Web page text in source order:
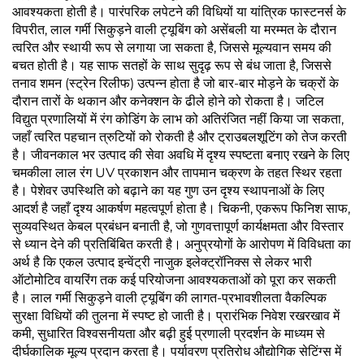
आवश्यकता होती है। पारंपरिक लपेटने की विधियों या यांत्रिक फास्टनर्स के
विपरीत, लाल गर्मी सिकुड़ने वाली ट्यूबिंग को असेंबली या मरम्मत के दौरान
त्वरित और स्थायी रूप से लगाया जा सकता है, जिससे मूल्यवान समय की
बचत होती है। यह साफ सतहों के साथ सुदृढ़ रूप से बंध जाता है, जिससे
तनाव शमन (स्ट्रेन रिलीफ) उत्पन्न होता है जो बार-बार मोड़ने के चक्रों के
दौरान तारों के थकान और कनेक्शन के ढीले होने को रोकता है। जटिल
विद्युत प्रणालियों में रंग कोडिंग के लाभ को अतिरंजित नहीं किया जा सकता,
जहाँ त्वरित पहचान त्रुटियों को रोकती है और ट्राउबलशूटिंग को तेज करती
है। जीवनकाल भर उत्पाद की सेवा अवधि में दृश्य स्पष्टता बनाए रखने के लिए
चमकीला लाल रंग UV प्रकाशन और तापमान चक्रण के तहत स्थिर रहता
है। पेशेवर उपस्थिति को बढ़ाने का यह गुण उन दृश्य स्थापनाओं के लिए
आदर्श है जहाँ दृश्य आकर्षण महत्वपूर्ण होता है। चिकनी, एकरूप फिनिश साफ,
सुव्यवस्थित केबल प्रबंधन बनाती है, जो गुणवत्तापूर्ण कार्यक्षमता और विस्तार
से ध्यान देने की प्रतिबिंबित करती है। अनुप्रयोगों के आरोपण में विविधता का
अर्थ है कि एकल उत्पाद इन्वेंट्री नाजुक इलेक्ट्रॉनिक्स से लेकर भारी
ऑटोमोटिव वायरिंग तक कई परियोजना आवश्यकताओं को पूरा कर सकती
है। लाल गर्मी सिकुड़ने वाली ट्यूबिंग की लागत-प्रभावशीलता वैकल्पिक
सुरक्षा विधियों की तुलना में स्पष्ट हो जाती है। प्रारंभिक निवेश रखरखाव में
कमी, सुधारित विश्वसनीयता और बढ़ी हुई प्रणाली प्रदर्शन के माध्यम से
दीर्घकालिक मूल्य प्रदान करता है। पर्यावरण प्रतिरोध औद्योगिक सेटिंग्स में